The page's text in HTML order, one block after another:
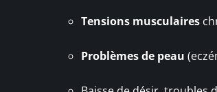
Tensions musculaires
Problèmes de peau